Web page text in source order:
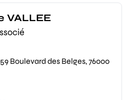
VALLEE
Boulevard des Belges, 76000